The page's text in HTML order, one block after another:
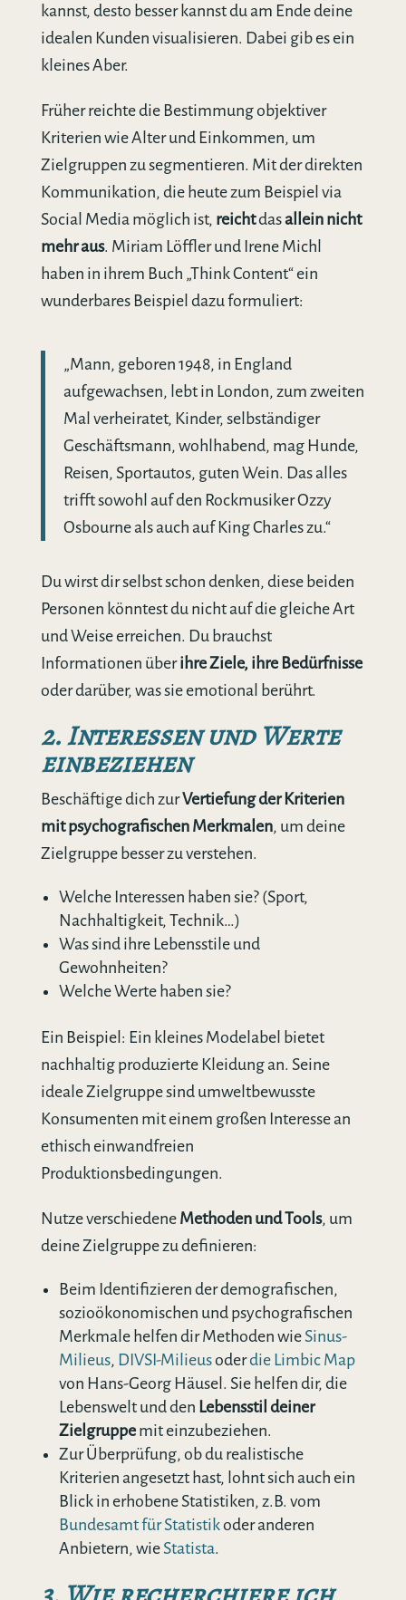
kannst, desto besser kannst du am Ende deine
idealen Kunden visualisieren. Dabei gib es ein
kleines Aber.
Früher reichte die Bestimmung objektiver
Kriterien wie Alter und Einkommen, um
Zielgruppen zu segmentieren. Mit der direkten
Kommunikation, die heute zum Beispiel via
Social Media möglich ist, reichtdas allein nicht
mehr aus. Miriam Löffler und Irene Michl
haben in ihrem Buch „Think Content“ ein
wunderbares Beispiel dazu formuliert:
„Mann, geboren 1948, in England
aufgewachsen, lebt in London, zum zweiten
Mal verheiratet, Kinder, selbständiger
Geschäftsmann, wohlhabend, mag Hunde,
Reisen, Sportautos, guten Wein. Das alles
trifft sowohl auf den Rockmusiker Ozzy
Osbourne als auch auf King Charles zu.“
Du wirst dir selbst schon denken, diese beiden
Personen könntest du nicht auf die gleiche Art
und Weise erreichen. Du brauchst
Informationen überihre Ziele, ihre Bedürfnisse
oder darüber, was sie emotional berührt.
2. Interessen und Werte
einbeziehen
Beschäftige dich zurVertiefung der Kriterien
mit psychografischen Merkmalen, um deine
Zielgruppe besser zu verstehen.
Welche Interessen haben sie? (Sport,
Nachhaltigkeit, Technik…)
Was sind ihre Lebensstile und
Gewohnheiten?
Welche Werte haben sie?
Ein Beispiel: Ein kleines Modelabel bietet
nachhaltig produzierte Kleidung an. Seine
ideale Zielgruppe sind umweltbewusste
Konsumenten mit einem großen Interesse an
ethisch einwandfreien
Produktionsbedingungen.
Nutze verschiedene Methoden und Tools, um
deine Zielgruppe zu definieren:
Beim Identifizieren der demografischen,
sozioökonomischen und psychografischen
Merkmale helfen dir Methoden wie Sinus-
Milieus, DIVSI-Milieusoderdie Limbic Map
von Hans-Georg Häusel. Sie helfen dir, die
Lebenswelt und den Lebensstil deiner
Zielgruppemit einzubeziehen.
Zur Überprüfung, ob du realistische
Kriterien angesetzt hast, lohnt sich auch ein
Blick in erhobene Statistiken, z.B. vom
Bundesamt für Statistikoder anderen
Anbietern, wie Statista.